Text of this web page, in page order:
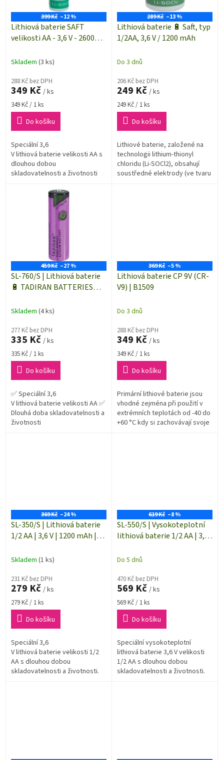
399 Kč –12 %
Lithiová baterie SAFT
velikosti AA - 3,6 V - 2600
Skladem (3 ks)
288 Kč bez DPH
349 Kč / ks
Měrná
cena:
349 Kč / 1 ks
Do košíku
Speciální 3,6
V lithiová baterie velikosti AA s
dlouhou dobou
skladovatelnosti a životnosti
289 Kč –13 %
Lithiová baterie 🔋 Saft, typ
1/2AA, 3,6 V / 1200 mAh
Do 3 dnů
206 Kč bez DPH
249 Kč / ks
Měrná
cena:
249 Kč / 1 ks
Do košíku
Lithiové baterie, založené na
technologii lithium-thionyl
chloridu (Li-SOCl2), obsahují
soustředné elektrody (ve tvaru
459 Kč –27 %
SL-760/S | Lithiová baterie
🔋 TADIRAN BATTERIES
mAh | 1 kus
Skladem (4 ks)
277 Kč bez DPH
335 Kč / ks
Měrná
cena:
335 Kč / 1 ks
Do košíku
✅ Speciální 3,6
V lithiová baterie velikosti AA ✅
Dlouhá doba skladovatelnosti a
životnosti
369 Kč –5 %
Lithiová baterie CP 9V (CR-
V9) | B1509
Do 3 dnů
288 Kč bez DPH
349 Kč / ks
Měrná
cena:
349 Kč / 1 ks
Do košíku
Primární lithiové baterie jsou
vhodné zejména při použití v
extrémních teplotách od -40 do
+60 °C kdy si zachovávají svoje
369 Kč –24 %
SL-350/S | Lithiová baterie
1/2 AA | 3,6 V | 1200 mAh |
Skladem (1 ks)
231 Kč bez DPH
279 Kč / ks
Měrná
cena:
279 Kč / 1 ks
Do košíku
Speciální 3,6
V lithiová baterie velikosti 1/2
AA s dlouhou dobou
skladovatelnosti a životnosti.
619 Kč –8 %
SL-550/S | Vysokoteplotní
lithiová baterie 1/2 AA | 3,6
| Tadiran Batteries
Do 5 dnů
470 Kč bez DPH
569 Kč / ks
Měrná
cena:
569 Kč / 1 ks
Do košíku
Speciální vysokoteplotní
lithiová baterie 3,6 V velikosti
1/2 AA s dlouhou dobou
skladovatelnosti a životnosti.